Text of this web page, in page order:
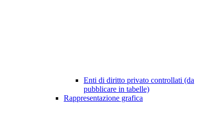
Enti di diritto privato controllati (da
pubblicare in tabelle)
Rappresentazione grafica